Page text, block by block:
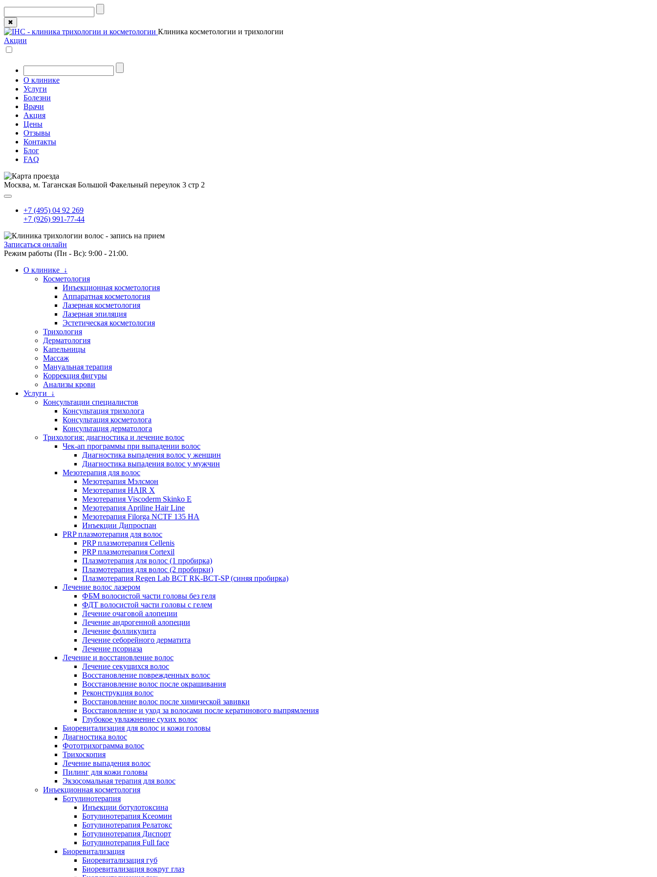
✖
Клиника косметологии и трихологии
Акции
О клинике
Услуги
Болезни
Врачи
Акция
Цены
Отзывы
Контакты
Блог
FAQ
Москва, м. Таганская Большой Факельный переулок 3 стр 2
+7 (495) 04 92 269
+7 (926) 991-77-44
Записаться онлайн
Режим работы (Пн - Вс): 9:00 - 21:00.
О клинике ↓
Косметология
Инъекционная косметология
Аппаратная косметология
Лазерная косметология
Лазерная эпиляция
Эстетическая косметология
Трихология
Дерматология
Капельницы
Массаж
Мануальная терапия
Коррекция фигуры
Анализы крови
Услуги ↓
Консультации специалистов
Консультация трихолога
Консультация косметолога
Консультация дерматолога
Трихология: диагностика и лечение волос
Чек-ап программы при выпадении волос
Диагностика выпадения волос у женщин
Диагностика выпадения волос у мужчин
Мезотерапия для волос
Мезотерапия Мэлсмон
Мезотерапия HAIR X
Мезотерапия Viscoderm Skinko E
Мезотерапия Apriline Hair Line
Мезотерапия Filorga NCTF 135 HA
Инъекции Дипроспан
PRP плазмотерапия для волос
PRP плазмотерапия Cellenis
PRP плазмотерапия Cortexil
Плазмотерапия для волос (1 пробирка)
Плазмотерапия для волос (2 пробирки)
Плазмотерапия Regen Lab BCT RK-BCT-SP (синяя пробирка)
Лечение волос лазером
ФБМ волосистой части головы без геля
ФДТ волосистой части головы с гелем
Лечение очаговой алопеции
Лечение андрогенной алопеции
Лечение фолликулита
Лечение себорейного дерматита
Лечение псориаза
Лечение и восстановление волос
Лечение секущихся волос
Восстановление поврежденных волос
Восстановление волос после окрашивания
Реконструкция волос
Восстановление волос после химической завивки
Восстановление и уход за волосами после кератинового выпрямления
Глубокое увлажнение сухих волос
Биоревитализация для волос и кожи головы
Диагностика волос
Фототрихограмма волос
Трихоскопия
Лечение выпадения волос
Пилинг для кожи головы
Экзосомальная терапия для волос
Инъекционная косметология
Ботулинотерапия
Инъекции ботулотоксина
Ботулинотерапия Ксеомин
Ботулинотерапия Релатокс
Ботулинотерапия Диспорт
Ботулинотерапия Full face
Биоревитализация
Биоревитализация губ
Биоревитализация вокруг глаз